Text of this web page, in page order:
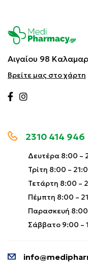
Αιγαίου 98
Βρείτε μας στο χάρτη
2310 414 946
Δευτέρα 8:00 –
Τρίτη 8:00 –
Τετάρτη 8:00 –
Πέμπτη 8:00 –
Παρασκευή 8:00
Σάββατο 9:00 –